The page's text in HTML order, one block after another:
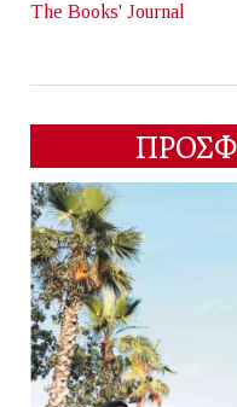
The Books' Journal